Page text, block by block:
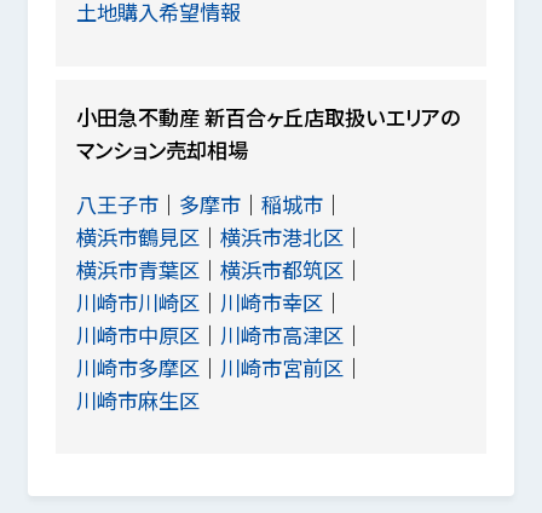
土地購入希望情報
小田急不動産 新百合ヶ丘店取扱いエリアの
マンション売却相場
八王子市
多摩市
稲城市
横浜市鶴見区
横浜市港北区
横浜市青葉区
横浜市都筑区
川崎市川崎区
川崎市幸区
川崎市中原区
川崎市高津区
川崎市多摩区
川崎市宮前区
川崎市麻生区